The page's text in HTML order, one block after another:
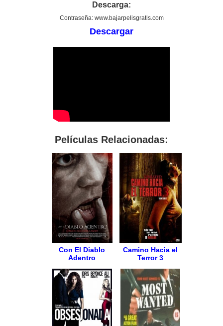
Descarga:
Contraseña: www.bajarpelisgratis.com
Descargar
Películas Relacionadas:
Con El Diablo
Adentro
Camino Hacia el
Terror 3